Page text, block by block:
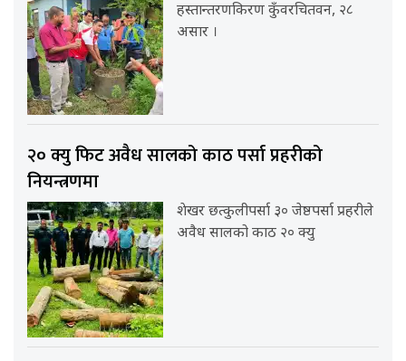
हस्तान्तरणकिरण कुँवरचितवन, २८
असार ।
२० क्यु फिट अवैध सालको काठ पर्सा प्रहरीको
नियन्त्रणमा
शेखर छत्कुलीपर्सा ३० जेष्ठपर्सा प्रहरीले
अवैध सालको काठ २० क्यु